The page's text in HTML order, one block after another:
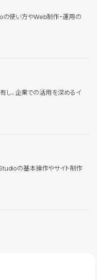
の使い方やWeb制作・運用の
し、企業での活用を深めるイ
の基本操作やサイト制作